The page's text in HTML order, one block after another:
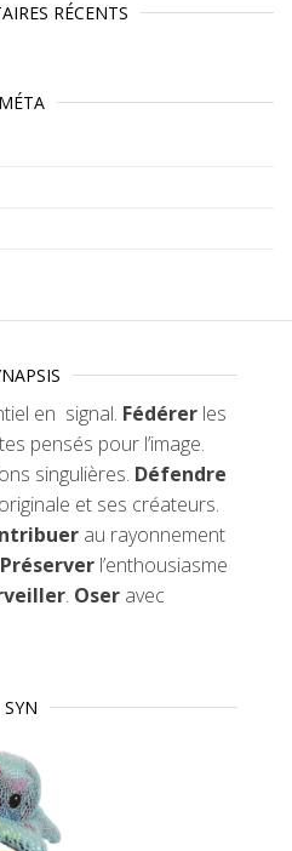
RÉCENTS
MÉTA
en signal. Fédérer les
pensés pour l’image.
singulières. Défendre
et ses créateurs.
au rayonnement
Préserver l’enthousiasme
. Oser avec
SYN